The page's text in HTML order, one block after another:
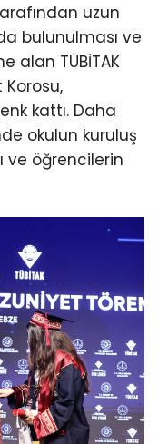
uzun
bulunulması ve
alan TÜBİTAK
Korosu,
kattı. Daha
okulun kuruluş
ve öğrencilerin